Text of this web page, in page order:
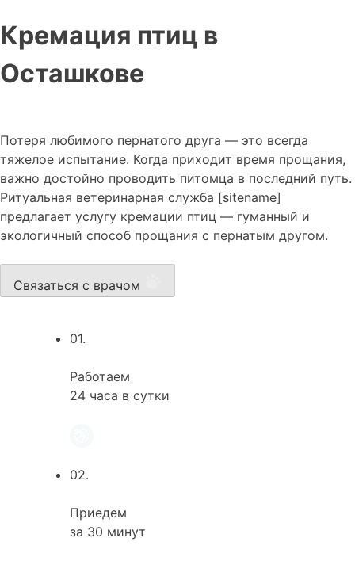
Кремация птиц в
Осташкове
Потеря любимого пернатого друга — это всегда
тяжелое испытание. Когда приходит время прощания,
важно достойно проводить питомца в последний путь.
Ритуальная ветеринарная служба [sitename]
предлагает услугу кремации птиц — гуманный и
экологичный способ прощания с пернатым другом.
Связаться с врачом
01.
Работаем
24 часа в сутки
02.
Приедем
за 30 минут